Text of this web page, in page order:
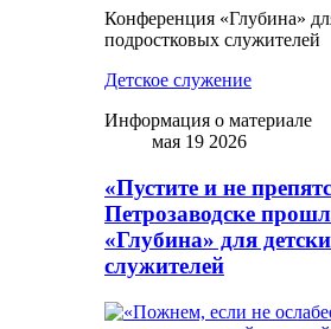
Конференция «Глубина»
подростковых служителей
Детское служение
Информация о материале
мая 19 2026
«Пустите и не
Петрозаводске
«Глубина» для
служителей